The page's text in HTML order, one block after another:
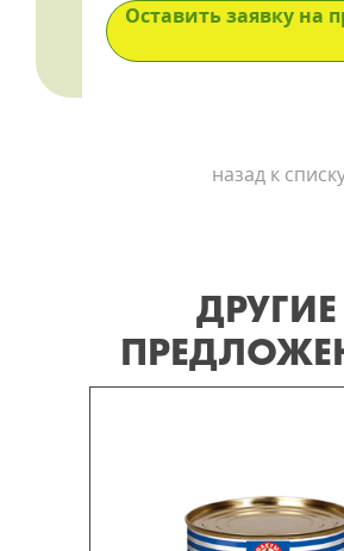
Оставить заявку на
назад к
ДРУГИЕ